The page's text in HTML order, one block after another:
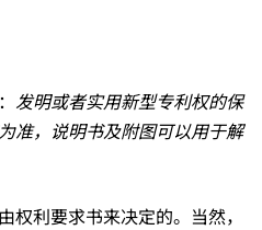
发明或者实用新型专利权的保
准，说明书及附图可以用于解
权利要求书来决定的。当然，